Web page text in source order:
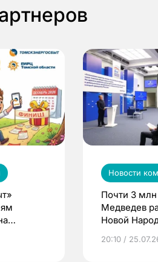
Новости
Почти 3
Медведев
Новой
20:10 /